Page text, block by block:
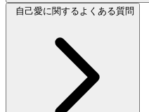
自己愛に関するよくある質問